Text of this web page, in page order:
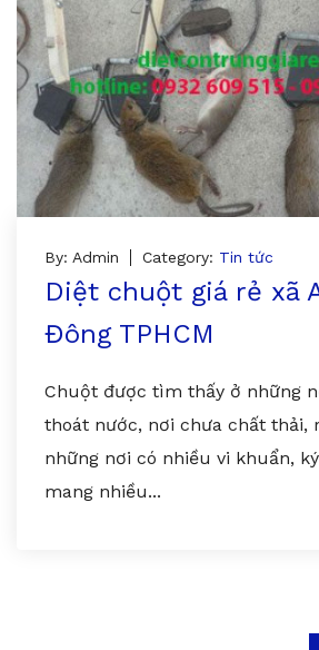
By: Admin Category: Tin tức
Diệt chuột giá rẻ xã
Đông TPHCM
Chuột được tìm thấy ở những
thoát nước, nơi chưa chất thải,
những nơi có nhiều vi khuẩn,
mang nhiều...